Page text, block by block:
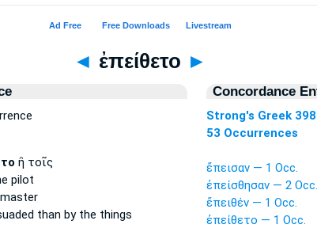
◄ ἐπείθετο ►
ἢ τοῖς
pilot
than by the things
Concordance
Strong's Greek
53 Occurrences
ἔπεισαν — 1 Occ.
ἐπείσθησαν — 2 Occ.
ἔπειθέν — 1 Occ.
ἐπείθετο — 1 Occ.